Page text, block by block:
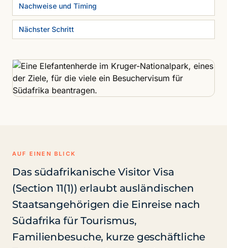
Nachweise und Timing
Nächster Schritt
AUF EINEN BLICK
Das südafrikanische Visitor Visa
(Section 11(1)) erlaubt ausländischen
Staatsangehörigen die Einreise nach
Südafrika für Tourismus,
Familienbesuche, kurze geschäftliche